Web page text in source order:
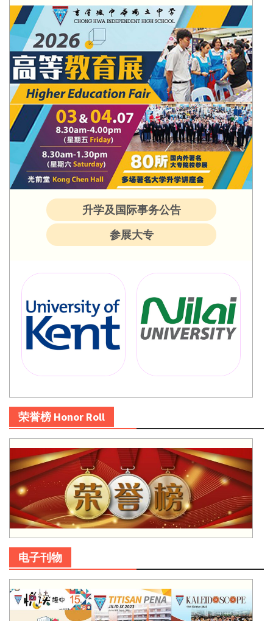
升学及国际事务公告
参展大专
荣誉榜 Honor Roll
电子刊物